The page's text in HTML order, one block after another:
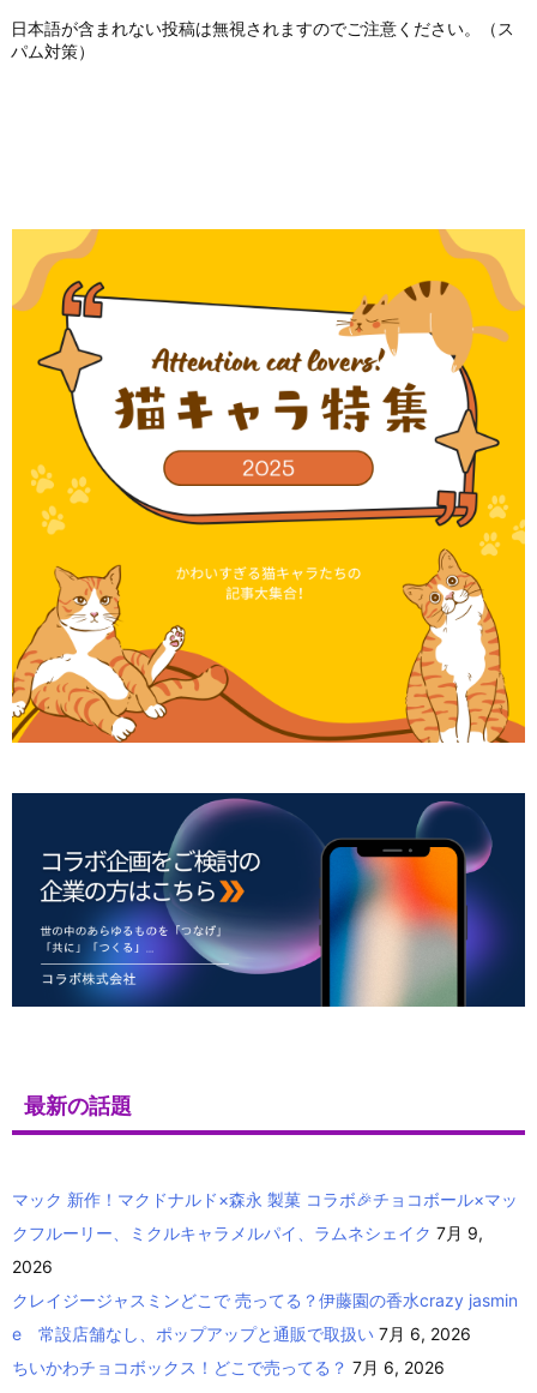
日本語が含まれない投稿は無視されますのでご注意ください。（ス
パム対策）
最新の話題
マック 新作！マクドナルド×森永 製菓 コラボ🎉チョコボール×マッ
クフルーリー、ミクルキャラメルパイ、ラムネシェイク 7月 9,
2026
クレイジージャスミンどこで 売ってる？伊藤園の香水crazy jasmin
e 常設店舗なし、ポップアップと通販で取扱い 7月 6, 2026
ちいかわチョコボックス！どこで売ってる？ 7月 6, 2026